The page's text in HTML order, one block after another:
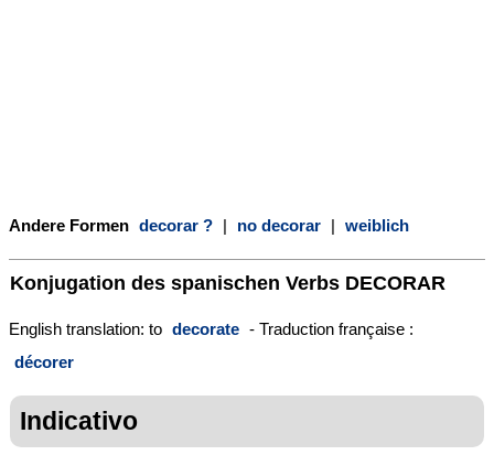
Andere Formen decorar ? | no decorar | weiblich
Konjugation des spanischen Verbs DECORAR
English translation: to decorate - Traduction française :
décorer
Indicativo